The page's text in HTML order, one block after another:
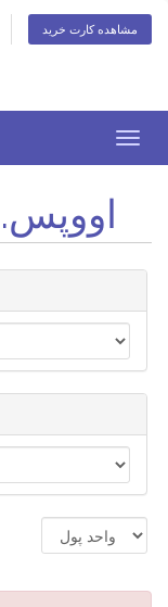
مشاهده کارت خرید
تغییر